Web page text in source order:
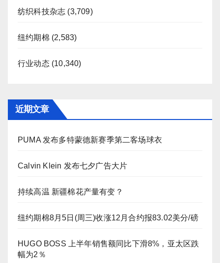
纺织科技杂志 (3,709)
纽约期棉 (2,583)
行业动态(10,340)
近期文章
PUMA 发布多特蒙德新赛季第二客场球衣
Calvin Klein 发布七夕广告大片
持续高温 新疆棉花产量有变？
纽约期棉8月5日(周三)收涨12月合约报83.02美分/磅
HUGO BOSS 上半年销售额同比下滑8%，亚太区跌
幅为2％